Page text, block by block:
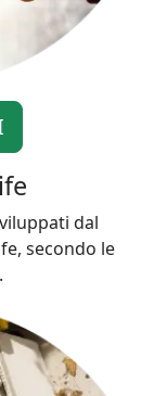
dal
secondo le